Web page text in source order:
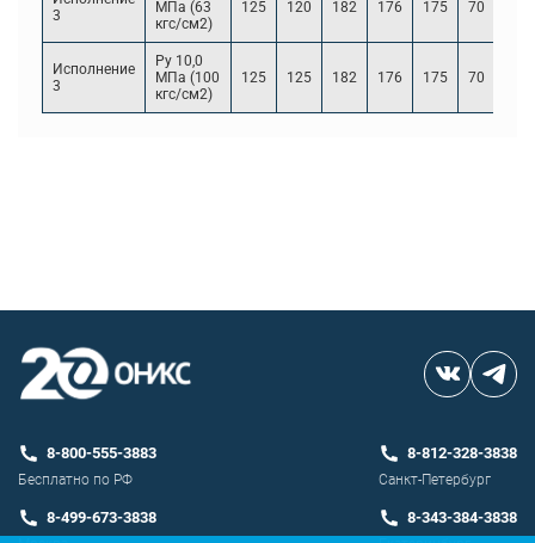
3
МПа (63
кгс/см2)
125 120 182 176 175 70
Исполнение
3
Ру 10,0
МПа (100
кгс/см2)
125 125 182 176 175 70
8-800-555-3883
Бесплатно по РФ
8-812-328-3838
Санкт-Петербург
8-499-673-3838 8-343-384-3838